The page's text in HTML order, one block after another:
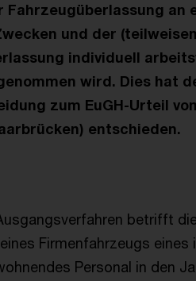
Fahrzeugüberlassung
und der
individuell
wird. Dies hat
zum EuGH-Urteil
entschieden.
betrifft
Firmenfahrzeugs
Personal in den